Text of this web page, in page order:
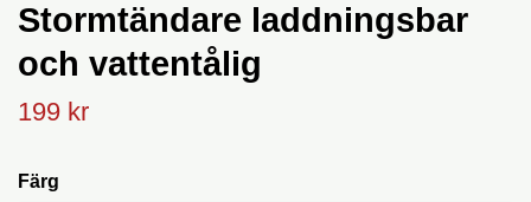
Stormtändare laddningsbar
och vattentålig
199 kr
Färg